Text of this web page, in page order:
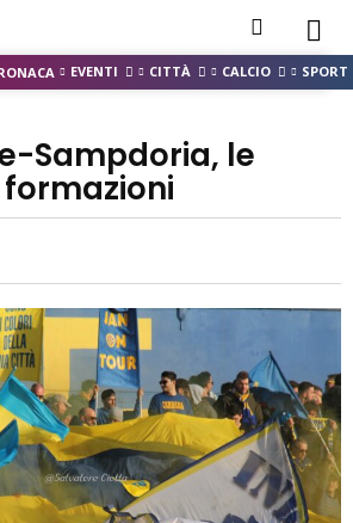
EVENTI CITTÀ CALCIO SPORT
Sampdoria, le